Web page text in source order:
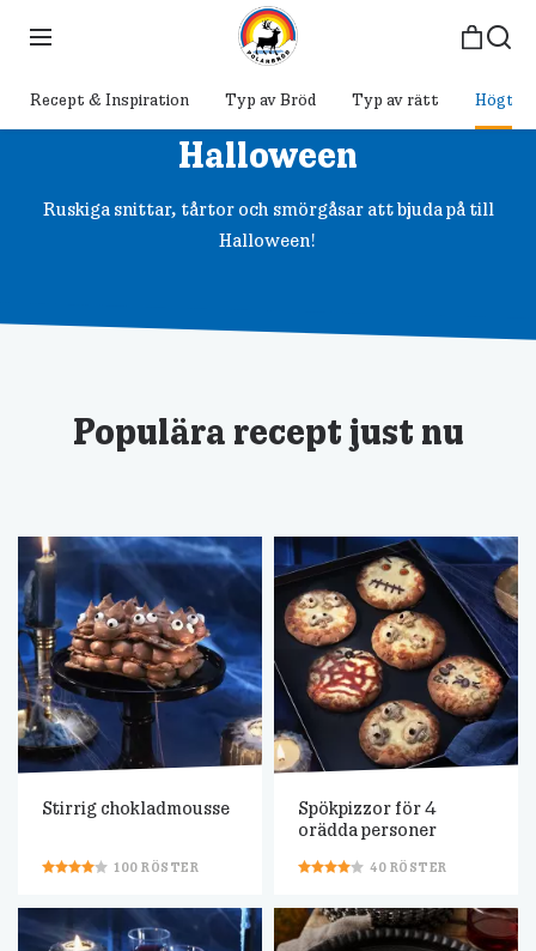
Recept & Inspiration Typ av Bröd Typ av rätt
Halloween
Ruskiga snittar, tårtor och smörgåsar att bjuda på till
Halloween!
Populära recept just nu
Stirrig chokladmousse
100 RÖSTER
Spökpizzor för 4
orädda personer
40 RÖSTER